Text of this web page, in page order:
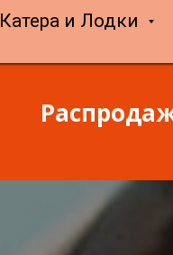
Катера и Лодки